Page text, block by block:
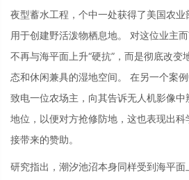
夜型蓄水工程，个中一处获得了美国农业
用于创建野活泼物栖息地。 对这位业主
不再与海平面上升“硬抗”，而是彻底改变
态和休闲兼具的湿地空间。 在另一个案
致电一位农场主，向其告诉无人机影像
地位，以便对方抢修防地，这也表现出
接带来的赞助。
研究指出，潮汐池沼本身同样受到海平